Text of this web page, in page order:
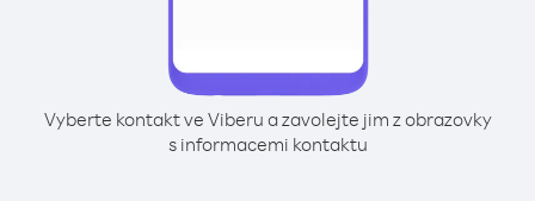
Vyberte kontakt ve Viberu a zavolejte jim z obrazovky
s informacemi kontaktu